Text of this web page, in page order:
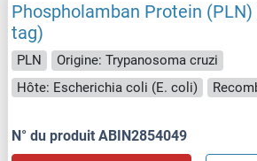
Phospholamban Protein
tag)
PLN
Origine: Trypanosoma cruzi
Hôte: Escherichia coli (E. coli)
N° du produit ABIN2854049